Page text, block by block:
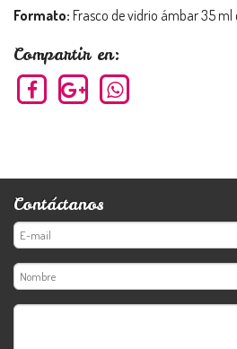
Formato: Frasco de vidrio ámbar 35
Compartir en:
Contáctanos